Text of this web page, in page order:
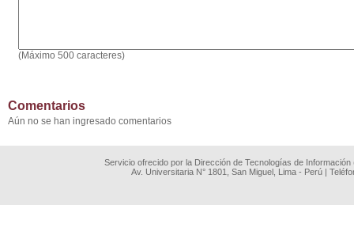
(Máximo 500 caracteres)
Comentarios
Aún no se han ingresado comentarios
Servicio ofrecido por la Dirección de Tecnologías de
Av. Universitaria N° 1801, San Miguel, Lima - Perú |